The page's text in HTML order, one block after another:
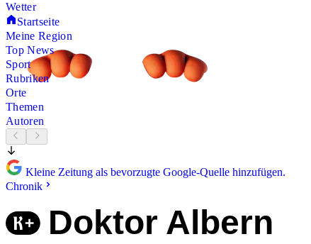
Wetter
Startseite
Meine Region
Top News
Sport
Rubriken
Orte
Themen
Autoren
Kleine Zeitung als bevorzugte Google-Quelle hinzufügen.
Chronik
Doktor Albern